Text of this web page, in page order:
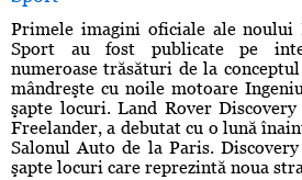
Primele imagini oficiale ale noului
Sport au fost publicate pe
numeroase trăsături de la
mândreşte cu noile motoare
şapte locuri. Land Rover
Freelander, a debutat cu o lună
Salonul Auto de la Paris.
şapte locuri care reprezintă noua